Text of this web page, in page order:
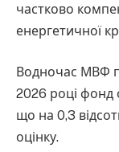
частково
енергетичної
Водночас МВФ
2026 році фонд
що на 0,3
оцінку.